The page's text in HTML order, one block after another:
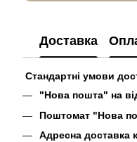
Доставка
Стандартні умови
"Нова пошта" на
Поштомат "Нова
Адресна доставка